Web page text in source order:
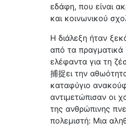
εδάφη, που είναι
και κοινωνικού
Η διάλεξη ήταν
από τα
ελέφαντα για τη
捕捉ει την
καταφύγιο
αντιμετώπισαν οι
της ανθρώπινης
πολεμιστή: Μια